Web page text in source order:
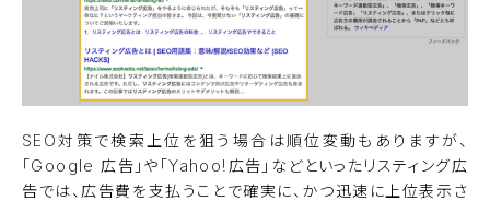
SEO対策で検索上位を狙う場合は順位変動もありますが、
「Google 広告」や「Yahoo!広告」などといったリスティング広
告では、広告費を支払うことで確実に、かつ迅速に上位表示さ